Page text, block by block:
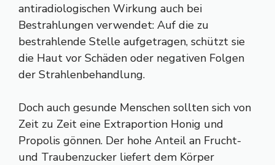
antiradiologischen Wirkung auch bei
Bestrahlungen verwendet: Auf die zu
bestrahlende Stelle aufgetragen, schützt sie
die Haut vor Schäden oder negativen Folgen
der Strahlenbehandlung.
Doch auch gesunde Menschen sollten sich von
Zeit zu Zeit eine Extraportion Honig und
Propolis gönnen. Der hohe Anteil an Frucht-
und Traubenzucker liefert dem Körper